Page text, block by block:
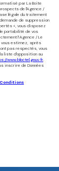
par La Boite
de l'Agence /
légale du traitement
de suppression
», vous disposez
portabilité de vos
l’Agence / Le
vous estimez, après
pas respectés, vous
liste d'opposition au
www.bloctel.gouv.fr.
inscrire de Données
Conditions